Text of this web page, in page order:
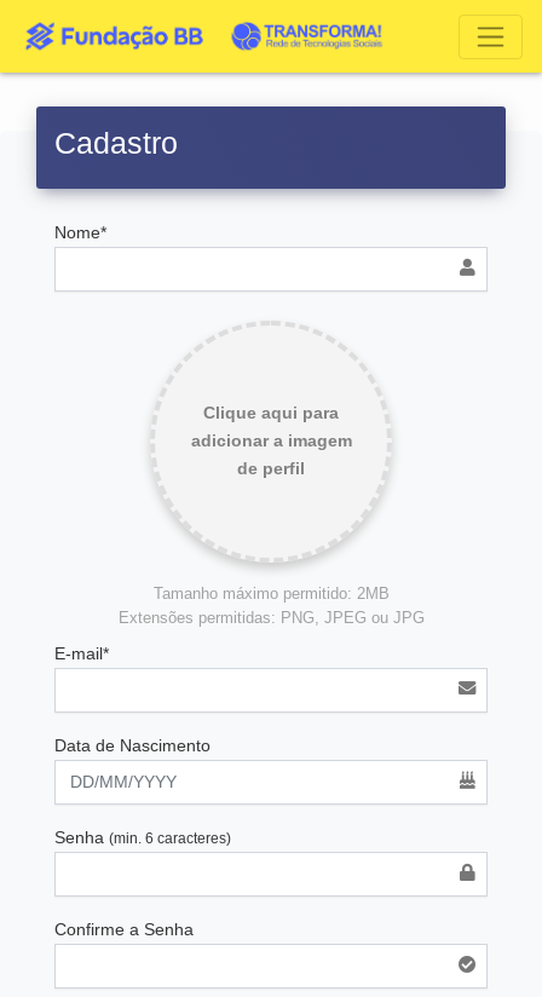
Cadastro
Nome*
Clique aqui para
adicionar a imagem
de perfil
Tamanho máximo permitido: 2MB
Extensões permitidas: PNG, JPEG ou JPG
E-mail*
Data de Nascimento
Senha (min. 6 caracteres)
Confirme a Senha